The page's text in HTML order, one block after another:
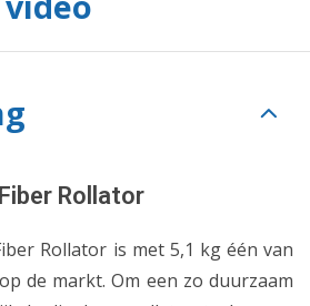
Rollator
Rollator is met 5,1 kg één van
de markt. Om een zo duurzaam